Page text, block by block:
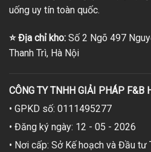
uống uy tín toàn quốc.
⭐Địa chỉ kho: Số 2 Ngõ 497
Thanh Trì, Hà Nội
CÔNG TY TNHH GIẢI PHÁP F&B
• GPKD số: 0111495277
• Đăng ký ngày: 12 - 05 - 2026
• Nơi cấp: Sở Kế hoạch và Đầu tư